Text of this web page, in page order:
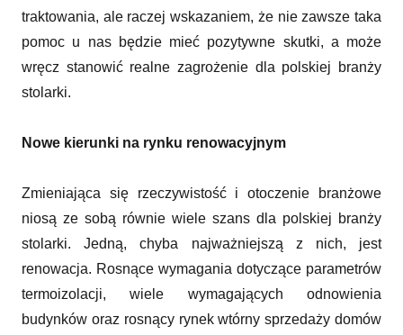
traktowania, ale raczej wskazaniem, że nie zawsze taka
pomoc u nas będzie mieć pozytywne skutki, a może
wręcz stanowić realne zagrożenie dla polskiej branży
stolarki.
Nowe kierunki na rynku renowacyjnym
Zmieniająca się rzeczywistość i otoczenie branżowe
niosą ze sobą równie wiele szans dla polskiej branży
stolarki. Jedną, chyba najważniejszą z nich, jest
renowacja. Rosnące wymagania dotyczące parametrów
termoizolacji, wiele wymagających odnowienia
budynków oraz rosnący rynek wtórny sprzedaży domów